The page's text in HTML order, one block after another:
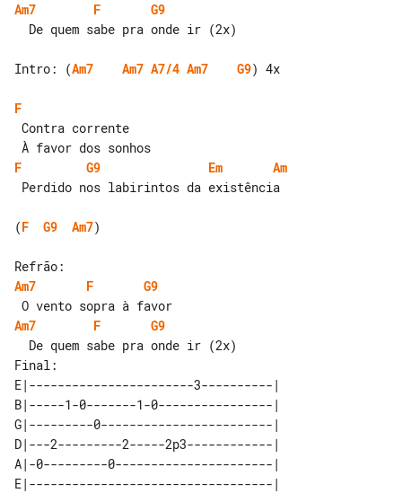
Am7
F
G9
Intro: (Am7 Am7 A7/4 Am7 G9) 4x
F
F
G9 Em
Am
(F G9 Am7)
Am7
F
G9
Am7
F
G9
Final:
E|-----------------------3----------|
B|-----1-0-------1-0----------------|
G|---------0------------------------|
D|---2---------2-----2p3------------|
A|-0---------0----------------------|
E|----------------------------------|